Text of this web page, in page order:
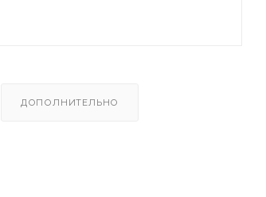
ДОПОЛНИТЕЛЬНО